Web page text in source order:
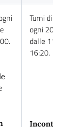
Turni di
ogni 20
dalle
16:20.
Incontro